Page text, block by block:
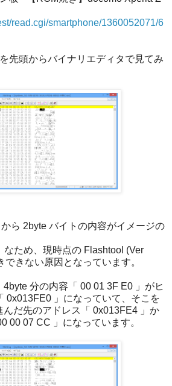
read.cgi/smartphone/1360052071/6
先頭からバイナリエディタで見てみ
ら 2byte バイトの内容がイメージの
なため、現時点の Flashtool (Ver
きない原因となっています。
分の内容「 00 01 3F E0 」がヒ
0x013FE0 」になっていて、そこを
んだ先のアドレス「 0x013FE4 」か
00 07 CC 」になっています。